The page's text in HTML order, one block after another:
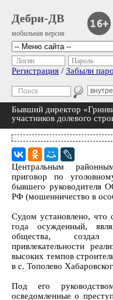
Дебри-ДВ
мобильная версия
Логин Пароль
Регистрация / Забыли
Бывший директор
участников долевого
Центральным
приговор по
бывшего руководителя
РФ (мошенничество в
Судом установлено, что
года осужденный,
общества, создал
привлекательности
высоких темпов
в с. Тополево
Под его
осведомленные о